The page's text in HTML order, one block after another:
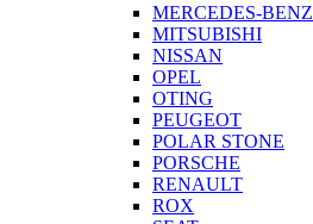
MERCEDES-BENZ
MITSUBISHI
NISSAN
OPEL
OTING
PEUGEOT
POLAR STONE
PORSCHE
RENAULT
ROX